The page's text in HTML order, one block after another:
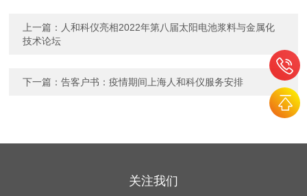
上一篇： 人和科仪亮相2022年第八届太阳电池浆料与金属化
技术论坛
下一篇：告客户书：疫情期间上海人和科仪服务安排
关注我们